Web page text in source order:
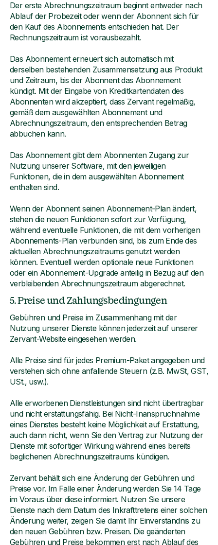
Der erste Abrechnungszeitraum beginnt entweder nach
Ablauf der Probezeit oder wenn der Abonnent sich für
den Kauf des Abonnements entschieden hat. Der
Rechnungszeitraum ist vorausbezahlt.
Das Abonnement erneuert sich automatisch mit
derselben bestehenden Zusammensetzung aus Produkt
und Zeitraum, bis der Abonnent das Abonnement
kündigt. Mit der Eingabe von Kreditkartendaten des
Abonnenten wird akzeptiert, dass Zervant regelmäßig,
gemäß dem ausgewählten Abonnement und
Abrechnungszeitraum, den entsprechenden Betrag
abbuchen kann.
Das Abonnement gibt dem Abonnenten Zugang zur
Nutzung unserer Software, mit den jeweiligen
Funktionen, die in dem ausgewählten Abonnement
enthalten sind.
Wenn der Abonnent seinen Abonnement-Plan ändert,
stehen die neuen Funktionen sofort zur Verfügung,
während eventuelle Funktionen, die mit dem vorherigen
Abonnements-Plan verbunden sind, bis zum Ende des
aktuellen Abrechnungszeitraums genutzt werden
können. Eventuell werden optionale neue Funktionen
oder ein Abonnement-Upgrade anteilig in Bezug auf den
verbleibenden Abrechnungszeitraum abgerechnet.
5. Preise und Zahlungsbedingungen
Gebühren und Preise im Zusammenhang mit der
Nutzung unserer Dienste können jederzeit auf unserer
Zervant-Website eingesehen werden.
Alle Preise sind für jedes Premium-Paket angegeben und
verstehen sich ohne anfallende Steuern (z.B. MwSt, GST,
USt., usw.).
Alle erworbenen Dienstleistungen sind nicht übertragbar
und nicht erstattungsfähig. Bei Nicht-Inanspruchnahme
eines Dienstes besteht keine Möglichkeit auf Erstattung,
auch dann nicht, wenn Sie den Vertrag zur Nutzung der
Dienste mit sofortiger Wirkung während eines bereits
beglichenen Abrechnungszeitraums kündigen.
Zervant behält sich eine Änderung der Gebühren und
Preise vor. Im Falle einer Änderung werden Sie 14 Tage
im Voraus über diese informiert. Nutzen Sie unsere
Dienste nach dem Datum des Inkrafttretens einer solchen
Änderung weiter, zeigen Sie damit Ihr Einverständnis zu
den neuen Gebühren bzw. Preisen. Die geänderten
Gebühren und Preise bekommen erst nach Ablauf des